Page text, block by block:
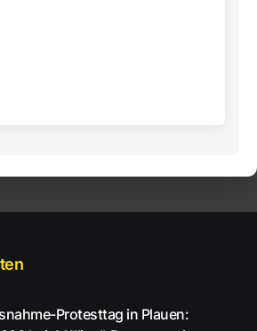
Protesttag in Plauen: